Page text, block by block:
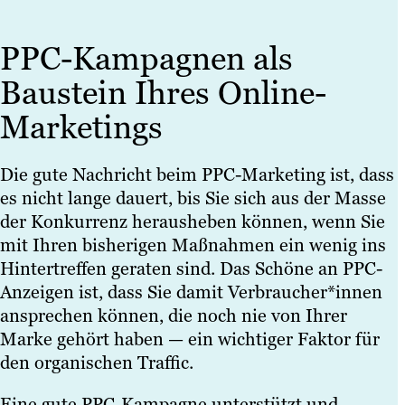
PPC-Kampagnen als
Baustein Ihres Online-
Marketings
Die gute Nachricht beim PPC-Marketing ist, dass
es nicht lange dauert, bis Sie sich aus der Masse
der Konkurrenz herausheben können, wenn Sie
mit Ihren bisherigen Maßnahmen ein wenig ins
Hintertreffen geraten sind. Das Schöne an PPC-
Anzeigen ist, dass Sie damit Verbraucher*innen
ansprechen können, die noch nie von Ihrer
Marke gehört haben — ein wichtiger Faktor für
den organischen Traffic.